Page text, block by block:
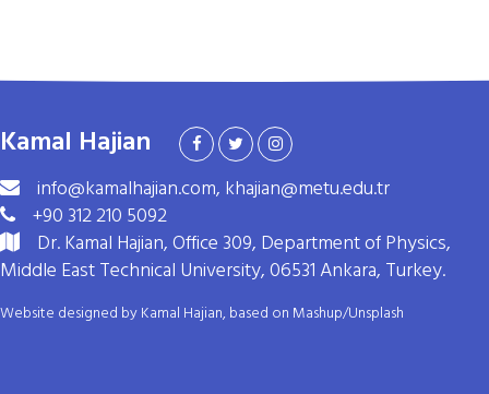
Kamal Hajian
info@kamalhajian.com, khajian@metu.edu.tr
+90 312 210 5092
Dr. Kamal Hajian, Office 309, Department of Physics,
Middle East Technical University, 06531 Ankara, Turkey.
Website designed by Kamal Hajian, based on Mashup/Unsplash